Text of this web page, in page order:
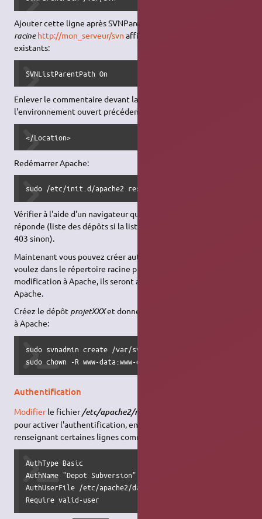
Ajouter cette ligne après SVNParentPath si vous voulez que
racine http://mon_serveur/svn affiche la liste des dépôts SVN
existants:
SVNListParentPath On
Enlever le commentaire devant la ligne de fermeture de
l'environnement ouvert précédemment:
</Location>
Redémarrer Apache:
sudo /etc/init.d/apache2 restart
Vérifier à l'aide d'un navigateur que
réponde (liste des dépôts si la liste est activée, erreur HTTP
403 sinon).
Maintenant vous pouvez créer autant de dépôts que vous
voulez dans le répertoire racine puis donner les droits de
modification à Apache, ils seront accessibles sans redémarrer
Apache.
Créez le dépôt projetXXXet donner les droits d'accès au dépôt
à Apache:
sudo svnadmin create /var/svn/projet1
sudo chown -R www-data:www-data /var/svn/projet1
Authentification
Modifierle fichier/etc/apache2/mods-enabled/dav_svn.conf
pour activer l'authentification, en décommentant et
renseignant certaines lignes comme ceci :
AuthType Basic
AuthName "Depot Subversion"
AuthUserFile /etc/apache2/dav_svn.passwd
Require valid-user